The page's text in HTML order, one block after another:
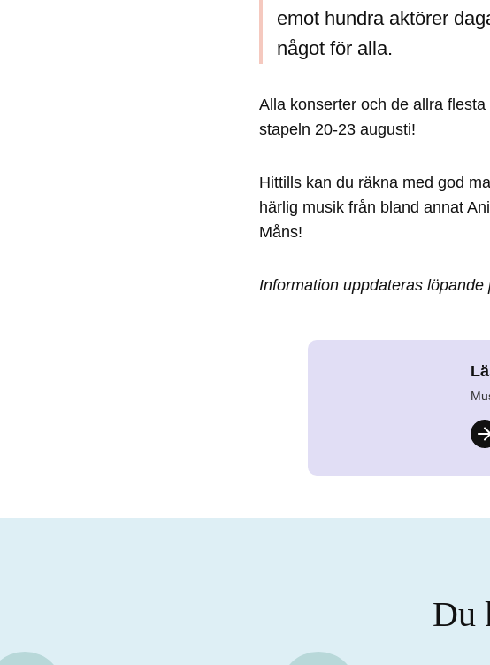
emot hundra aktörer
något för alla.
Alla konserter och de allra
stapeln 20-23 augusti!
Hittills kan du räkna med god
härlig musik från bland annat
Måns!
Information uppdateras
Du